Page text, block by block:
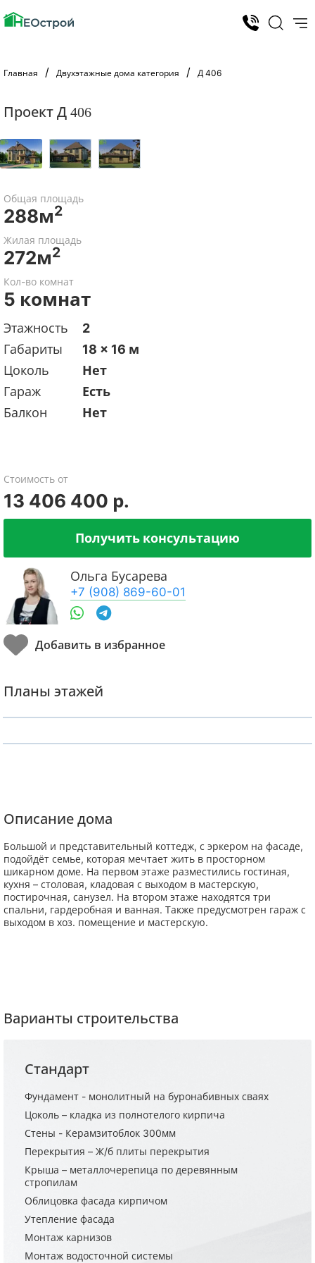
Главная Двухэтажные дома категория Д 406
Проект Д 406
Общая площадь
288м2
Жилая площадь
272м2
Кол-во комнат
5 комнат
Этажность
2
Габариты
18 x 16 м
Цоколь
Нет
Гараж
Есть
Балкон
Нет
Стоимость от
13 406 400 р.
Получить консультацию
Ольга Бусарева
+7 (908) 869-60-01
Планы этажей
Описание дома
Большой и представительный коттедж, с эркером на фасаде,
подойдёт семье, которая мечтает жить в просторном
шикарном доме. На первом этаже разместились гостиная,
кухня – столовая, кладовая с выходом в мастерскую,
постирочная, санузел. На втором этаже находятся три
спальни, гардеробная и ванная. Также предусмотрен гараж с
выходом в хоз. помещение и мастерскую.
Варианты строительства
Стандарт
Фундамент - монолитный на буронабивных сваях
Цоколь – кладка из полнотелого кирпича
Стены - Керамзитоблок 300мм
Перекрытия – Ж/б плиты перекрытия
Крыша – металлочерепица по деревянным
стропилам
Облицовка фасада кирпичом
Утепление фасада
Монтаж карнизов
Монтаж водосточной системы